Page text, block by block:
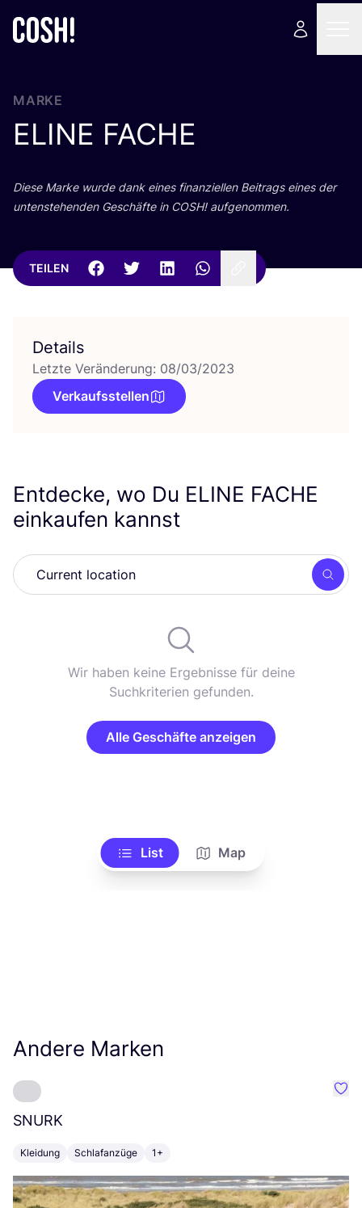
MARKE
ELINE FACHE
Die­se Mar­ke wur­de dank eines finan­zi­el­len Bei­trags eines der
unten­ste­hen­den Geschäf­te in COSH! aufgenommen.
TEILEN
Details
Letzte Veränderung: 08/03/2023
Verkaufsstellen
Entdecke, wo Du ELINE FACHE
einkaufen kannst
Wir haben keine Ergebnisse für deine
Suchkriterien gefunden.
Alle Geschäfte anzeigen
List Map
Andere Marken
SNURK
Kleidung Schlafanzüge 1+